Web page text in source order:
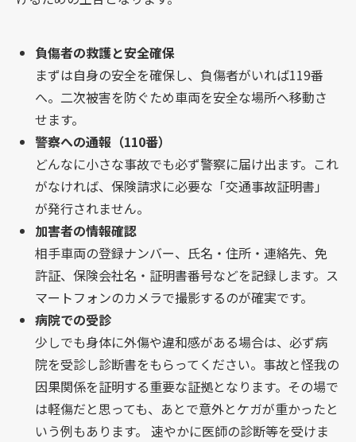
負傷者の救護と安全確保
まずは自身の安全を確保し、負傷者がいれば119番
へ。二次被害を防ぐため車両を安全な場所へ移動さ
せます。
警察への通報（110番）
どんなに小さな事故でも必ず警察に届け出ます。これ
がなければ、保険請求に必要な「交通事故証明書」
が発行されません。
加害者の情報確認
相手車両の登録ナンバー、氏名・住所・連絡先、免
許証、保険会社名・証明書番号などを記録します。ス
マートフォンのカメラで撮影するのが確実です。
病院での受診
少しでも身体に外傷や違和感がある場合は、必ず病
院を受診し診断書をもらってください。事故と怪我の
因果関係を証明する重要な証拠となります。その場で
は軽傷だと思っても、あとで意外とケガが重かったと
いう例もあります。 速やかに医師の診断等を受けま